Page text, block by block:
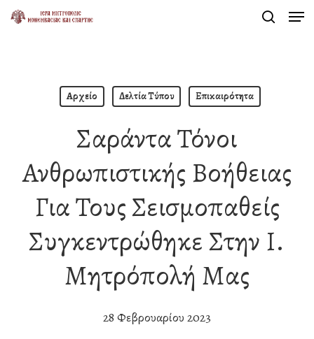
Skip
Αρχείο Δελτία Τύπου Επικαιρότητα
Σαράντα Τόνοι
Ανθρωπιστικής Βοήθειας
Για Τους Σεισμοπαθείς
Συγκεντρώθηκε Στην Ι.
Μητρόπολή Μας
28 Φεβρουαρίου 2023